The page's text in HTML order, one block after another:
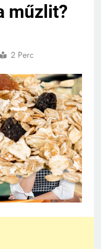
műzlit?
2 Perc